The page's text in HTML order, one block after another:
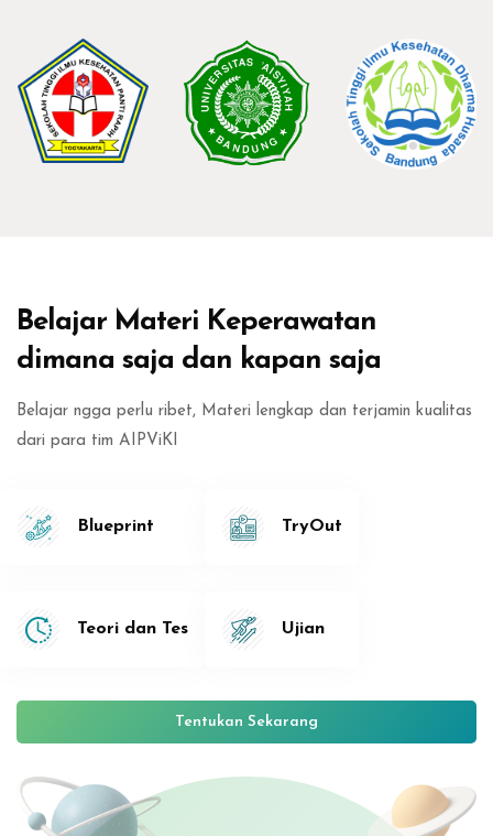
Belajar Materi Keperawatan
dimana saja dan kapan saja
Belajar ngga perlu ribet, Materi lengkap dan terjamin kualitas
dari para tim AIPViKI
Blueprint
Teori dan Tes
TryOut
Ujian
Tentukan Sekarang